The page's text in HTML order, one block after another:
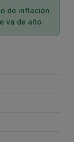
de inflación
va de año.